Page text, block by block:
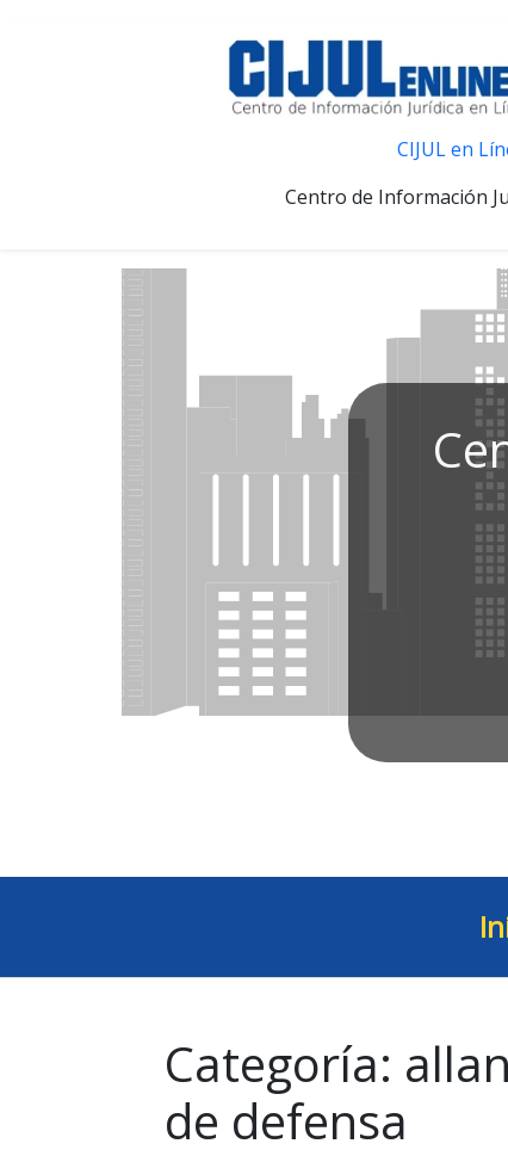
CIJUL en
Centro de Información
Categoría:
de defensa